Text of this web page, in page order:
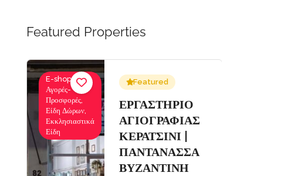
Featured Properties
Ενοικιάσεις
Σκαφών
Αναψυχής,
Κρουαζιέρες
Εκδρομές
Featured
ΕΝΟΙΚΙΑΣΕΙΣ
ΣΚΑΦΩΝ
ΣΙΔΑΡΙ
ΚΕΡΚΥΡΑ |
THE WAVE